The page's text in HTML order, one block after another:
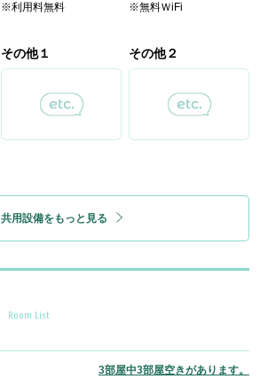
※利用料無料 ※無料ＷiFi
その他１ その他２
共用設備をもっと見る
Room List
3部屋中3部屋空きがあります。